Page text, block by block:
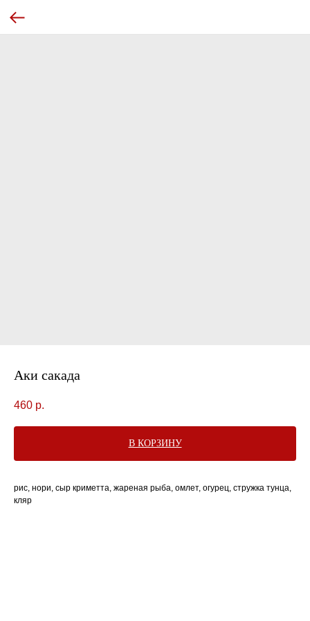
Аки сакада
460 р.
В КОРЗИНУ
рис, нори, сыр криметта, жареная рыба, омлет, огурец, стружка тунца,
кляр